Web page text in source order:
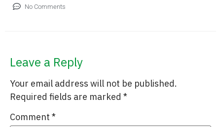
No Comments
Leave a Reply
Your email address will not be published.
Required fields are marked *
Comment *